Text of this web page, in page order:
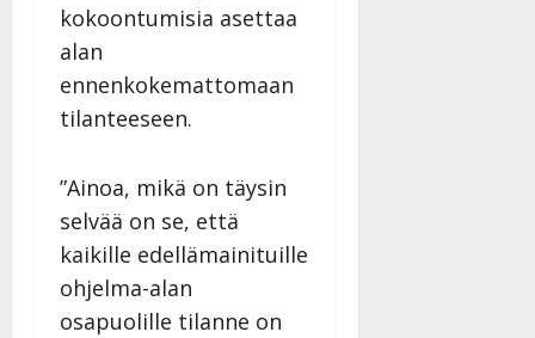
kokoontumisia asettaa
alan
ennenkokemattomaan
tilanteeseen.
”Ainoa, mikä on täysin
selvää on se, että
kaikille edellämainituille
ohjelma-alan
osapuolille tilanne on